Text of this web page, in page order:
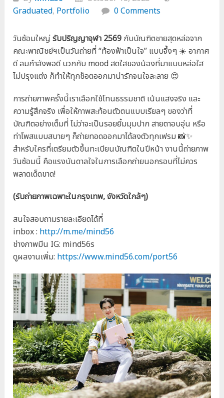
Graduated, Portfolio 0 Comments
วันซ้อมใหญ่รับปริญญาจุฬา 2569 กับบัณฑิตชายสุดหล่อจาก
คณะพาณิชย์ฯเป็นวันถ่ายที่ “ท้องฟ้าเป็นใจ” แบบจึ้งๆ ☀️ อากาศ
ดี ลมกำลังพอดี บวกกับ mood สดใสของน้องที่มาแบบหล่อใส
ไม่ปรุงแต่ง ก็ทำให้ทุกช็อตออกมาน่ารักจนใจละลาย 😍
การถ่ายภาพครั้งนี้เราเลือกใช้โทนธรรมชาติ เน้นแสงจริง และ
ความรู้สึกจริง เพื่อให้ภาพสะท้อนตัวตนแบบเรียลๆ ของว่าที่
บัณฑิตอย่างเต็มที่ ไม่ว่าจะเป็นรอยยิ้มมุมปาก สายตาอบอุ่น หรือ
ท่าโพสแบบสบายๆ ก็ถ่ายทอดออกมาได้ลงตัวทุกเฟรม 📸✨
สำหรับใครที่เตรียมตัวขึ้นทะเบียนบัณฑิตในปีหน้า งานนี้ถ่ายภาพ
วันซ้อมนี้ คือแรงบันดาลใจในการเลือกถ่ายนอกรอบที่ไม่ควร
พลาดเด็ดขาด!
(รับถ่ายภาพเฉพาะในกรุงเทพ, จังหวัดใกล้ๆ)
สนใจสอบถามรายละเอียดได้ที่
inbox : http://m.me/mind56
ช่างภาพมีน IG: mind56s
ดูผลงานเพิ่ม: https://www.mind56.com/port56